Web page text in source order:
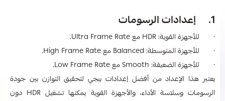
1. إعدادات الرسومات
· للأجهزة القوية: HDR مع Ultra Frame Rate.
· للأجهزة المتوسطة: Balanced مع High Frame Rate.
· للأجهزة الضعيفة: Smooth مع Low Frame Rate.
يعتبر هذا الإعداد من أفضل إعدادات ببجي​ لتحقيق التوازن بين جودة
الرسومات وسلاسة الأداء، والأجهزة القوية يمكنها تشغيل HDR دون